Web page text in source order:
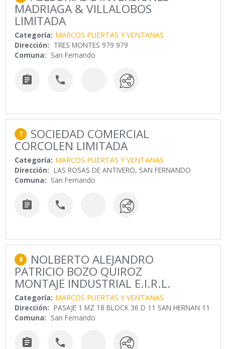
MADRIAGA & VILLALOBOS
LIMITADA
Categoría: MARCOS PUERTAS Y VENTANAS
Dirección: TRES MONTES 979 979
Comuna: San Fernando
 
7 SOCIEDAD COMERCIAL
CORCOLEN LIMITADA
Categoría: MARCOS PUERTAS Y VENTANAS
Dirección: LAS ROSAS DE ANTIVERO, SAN FERNANDO
Comuna: San Fernando
 
8 NOLBERTO ALEJANDRO
PATRICIO BOZO QUIROZ
MONTAJE INDUSTRIAL E.I.R.L.
Categoría: MARCOS PUERTAS Y VENTANAS
Dirección: PASAJE 1 MZ 18 BLOCK 36 D 11 SAN HERNAN 11
Comuna: San Fernando
 